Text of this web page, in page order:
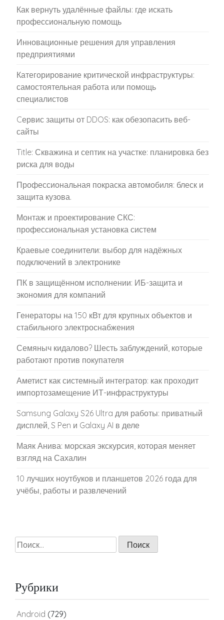
Как вернуть удалённые файлы: где искать
профессиональную помощь
Инновационные решения для управления
предприятиями
Категорирование критической инфраструктуры:
самостоятельная работа или помощь
специалистов
Cервис защиты от DDOS: как обезопасить веб-
сайты
Title: Скважина и септик на участке: планировка без
риска для воды
Профессиональная покраска автомобиля: блеск и
защита кузова.
Монтаж и проектирование СКС:
профессиональная установка систем
Краевые соединители: выбор для надёжных
подключений в электронике
ПК в защищённом исполнении: ИБ-защита и
экономия для компаний
Генераторы на 150 кВт для крупных объектов и
стабильного электроснабжения
Семяныч кидалово? Шесть заблуждений, которые
работают против покупателя
Аметист как системный интегратор: как проходит
импортозамещение ИТ-инфраструктуры
Samsung Galaxy S26 Ultra для работы: приватный
дисплей, S Pen и Galaxy AI в деле
Маяк Анива: морская экскурсия, которая меняет
взгляд на Сахалин
10 лучших ноутбуков и планшетов 2026 года для
учёбы, работы и развлечений
Найти:
Рубрики
Android (729)